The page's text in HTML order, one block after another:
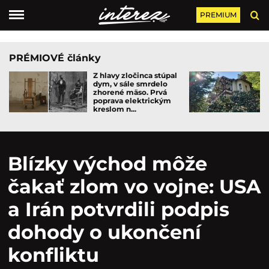
PREMIUM
PRÉMIOVÉ články
Z hlavy zločinca stúpal
dym, v sále smrdelo
zhorené mäso. Prvá
poprava elektrickým
kreslom n...
Blízky východ môže
čakať zlom vo vojne: USA
a Irán potvrdili podpis
dohody o ukončení
konfliktu